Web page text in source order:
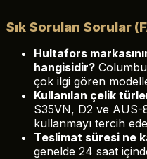
Sık Sorulan Sorular
Hultafors
hangisidir?
çok ilgi gören
Kullanılan çelik
S35VN, D2 ve
kullanmayı tercih
Teslimat süresi ne
genelde 24 saat